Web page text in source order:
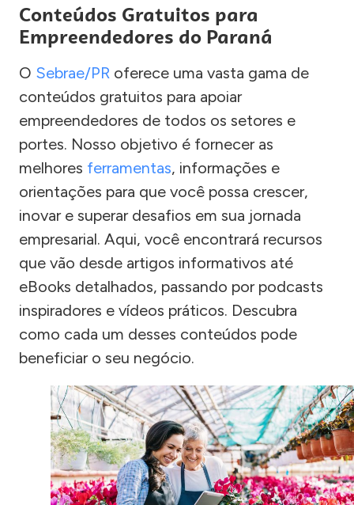
Conteúdos Gratuitos para
Empreendedores do Paraná
O Sebrae/PR oferece uma vasta gama de
conteúdos gratuitos para apoiar
empreendedores de todos os setores e
portes. Nosso objetivo é fornecer as
melhores ferramentas, informações e
orientações para que você possa crescer,
inovar e superar desafios em sua jornada
empresarial. Aqui, você encontrará recursos
que vão desde artigos informativos até
eBooks detalhados, passando por podcasts
inspiradores e vídeos práticos. Descubra
como cada um desses conteúdos pode
beneficiar o seu negócio.